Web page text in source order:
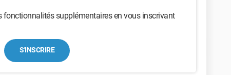
fonctionnalités supplémentaires en vous inscrivant
S'INSCRIRE